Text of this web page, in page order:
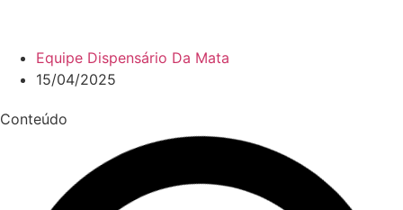
Equipe Dispensário Da Mata
15/04/2025
Conteúdo